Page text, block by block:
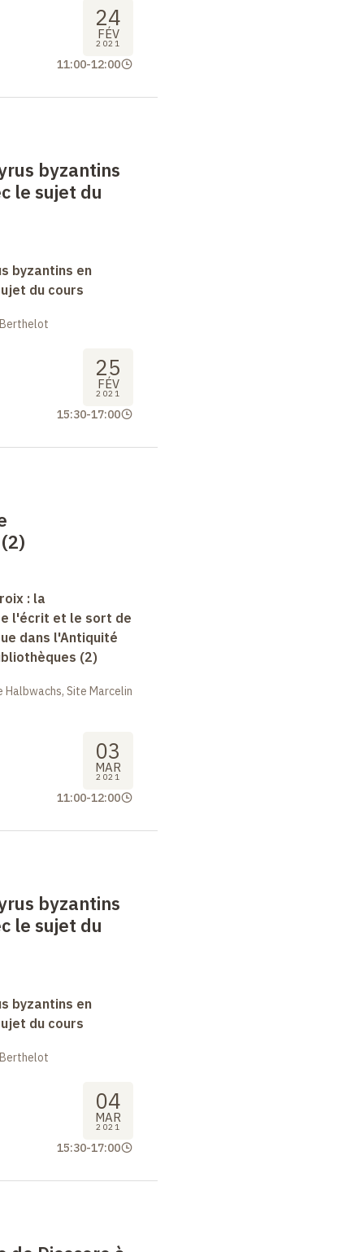
24
FÉV
2021
11:00-12:00
byzantins
le sujet du
byzantins en
du cours
25
FÉV
2021
15:30-17:00
: la
l'écrit et le sort de
dans l'Antiquité
(2)
Site Marcelin
03
MAR
2021
11:00-12:00
byzantins
le sujet du
byzantins en
du cours
04
MAR
2021
15:30-17:00